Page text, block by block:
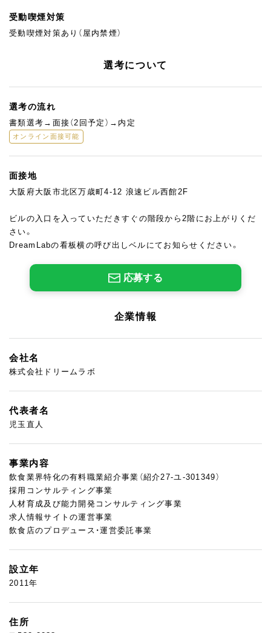
受動喫煙対策
受動喫煙対策あり（屋内禁煙）
選考について
選考の流れ
書類選考→面接（2回予定）→内定
オンライン面接可能
面接地
大阪府大阪市北区万歳町4-12 浪速ビル⻄館2F
ビルの入口を入っていただきすぐの階段から2階にお上がりくだ
さい。
DreamLabの看板横の呼び出しベルにてお知らせください。
応募する
企業情報
会社名
株式会社ドリームラボ
代表者名
児玉直人
事業内容
飲食業界特化の有料職業紹介事業（紹介27-ユ-301349）
採用コンサルティング事業
人材育成及び能力開発コンサルティング事業
求人情報サイトの運営事業
飲食店のプロデュース・運営委託事業
設立年
2011年
住所